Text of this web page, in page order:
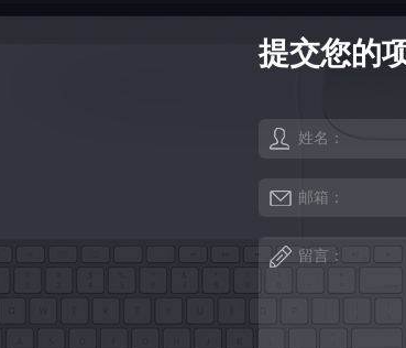
提交您的
姓名：
邮箱：
留言：